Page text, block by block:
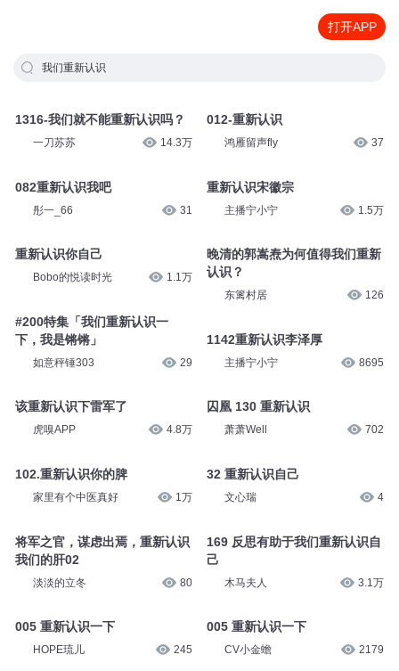
打开APP
我们重新认识
1316-我们就不能重新认识吗？
一刀苏苏 14.3万
082重新认识我吧
彤一_66 31
重新认识你自己
Bobo的悦读时光 1.1万
#200特集「我们重新认识一
下，我是锵锵」
如意秤锤303 29
该重新认识下雷军了
虎嗅APP 4.8万
102.重新认识你的脾
家里有个中医真好 1万
将军之官，谋虑出焉，重新认识
我们的肝02
淡淡的立冬 80
005 重新认识一下
HOPE琉儿 245
012-重新认识
鸿雁留声fly 37
重新认识宋徽宗
主播宁小宁 1.5万
晚清的郭嵩焘为何值得我们重新
认识？
东篱村居 126
1142重新认识李泽厚
主播宁小宁 8695
囚凰 130 重新认识
萧萧Well 702
32 重新认识自己
文心瑞 4
169 反思有助于我们重新认识自
己
木马夫人 3.1万
005 重新认识一下
CV小金蟾 2179